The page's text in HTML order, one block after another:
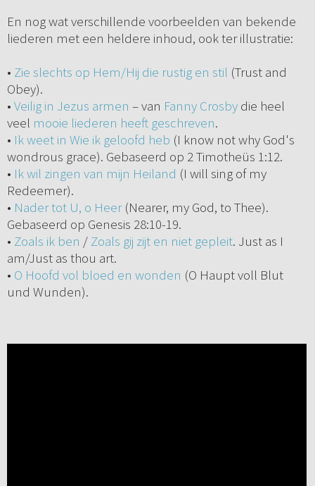
En nog wat verschillende voorbeelden van bekende
liederen met een heldere inhoud, ook ter illustratie:
• Zie slechts op Hem/Hij die rustig en stil (Trust and
Obey).
• Veilig in Jezus armen – van Fanny Crosbydie heel
veel mooie liederen heeft geschreven.
• Ik weet in Wie ik geloofd heb (I know not why God's
wondrous grace). Gebaseerd op 2 Timotheüs 1:12.
• Ik wil zingen van mijn Heiland (I will sing of my
Redeemer).
• Nader tot U, o Heer(Nearer, my God, to Thee).
Gebaseerd op Genesis 28:10-19.
• Zoals ik ben / Zoals gij zijt en niet gepleit. Just as I
am/Just as thou art.
• O Hoofd vol bloed en wonden (O Haupt voll Blut
und Wunden).